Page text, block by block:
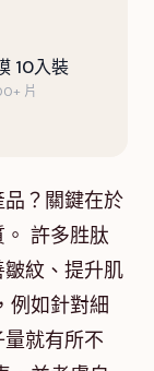
10入裝
片
？關鍵在於
許多胜肽
紋、提升肌
例如針對細
就有所不